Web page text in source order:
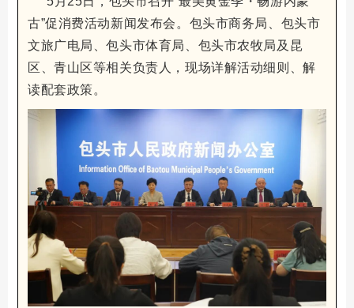
古”促消费活动新闻发布会。包头市商务局、包头市
文旅广电局、包头市体育局、包头市农牧局及昆
区、青山区等相关负责人，现场详解活动细则、解
读配套政策。